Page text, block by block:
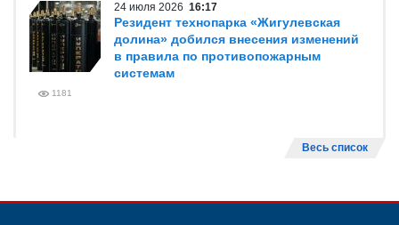
24 июля 2026 16:17
Резидент технопарка «Жигулевская
долина» добился внесения изменений
в правила по противопожарным
системам
1181
Весь список